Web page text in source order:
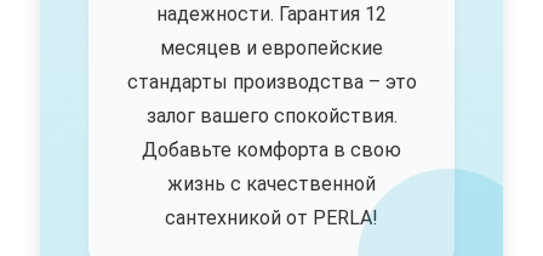
надежности. Гарантия 12
месяцев и европейские
стандарты производства – это
залог вашего спокойствия.
Добавьте комфорта в свою
жизнь с качественной
сантехникой от PERLA!